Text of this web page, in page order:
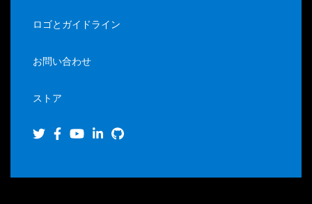
ロゴとガイドライン
お問い合わせ
ストア